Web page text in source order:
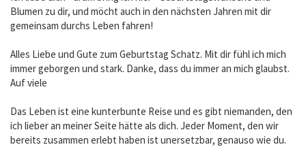
Blumen zu dir, und möcht auch in den nächsten Jahren mit dir
gemeinsam durchs Leben fahren!
Alles Liebe und Gute zum Geburtstag Schatz. Mit dir fühl ich mich
immer geborgen und stark. Danke, dass du immer an mich glaubst.
Auf viele
Das Leben ist eine kunterbunte Reise und es gibt niemanden, den
ich lieber an meiner Seite hätte als dich. Jeder Moment, den wir
bereits zusammen erlebt haben ist unersetzbar, genauso wie du.